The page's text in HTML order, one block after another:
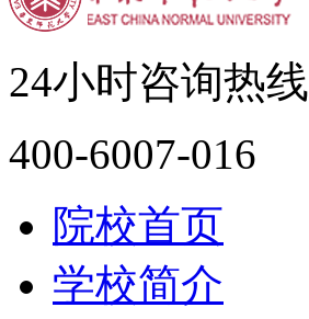
24小时咨询热线
400-6007-016
院校首页
学校简介